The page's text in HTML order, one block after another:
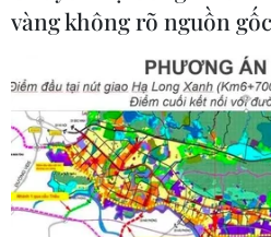
Khinh khí cầu gắn với Ngày
hóa di sản
Bánh xèo tôm nhảy - món
thử khi đến Quy Nhơn
07/08/2026 00:00
vàng không rõ nguồn gốc